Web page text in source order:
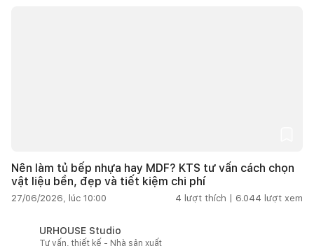
Nên làm tủ bếp nhựa hay MDF? KTS tư vấn cách chọn
vật liệu bền, đẹp và tiết kiệm chi phí
27/06/2026, lúc 10:00 4 lượt thích | 6.044 lượt xem
URHOUSE Studio
Tư vấn, thiết kế - Nhà sản xuất